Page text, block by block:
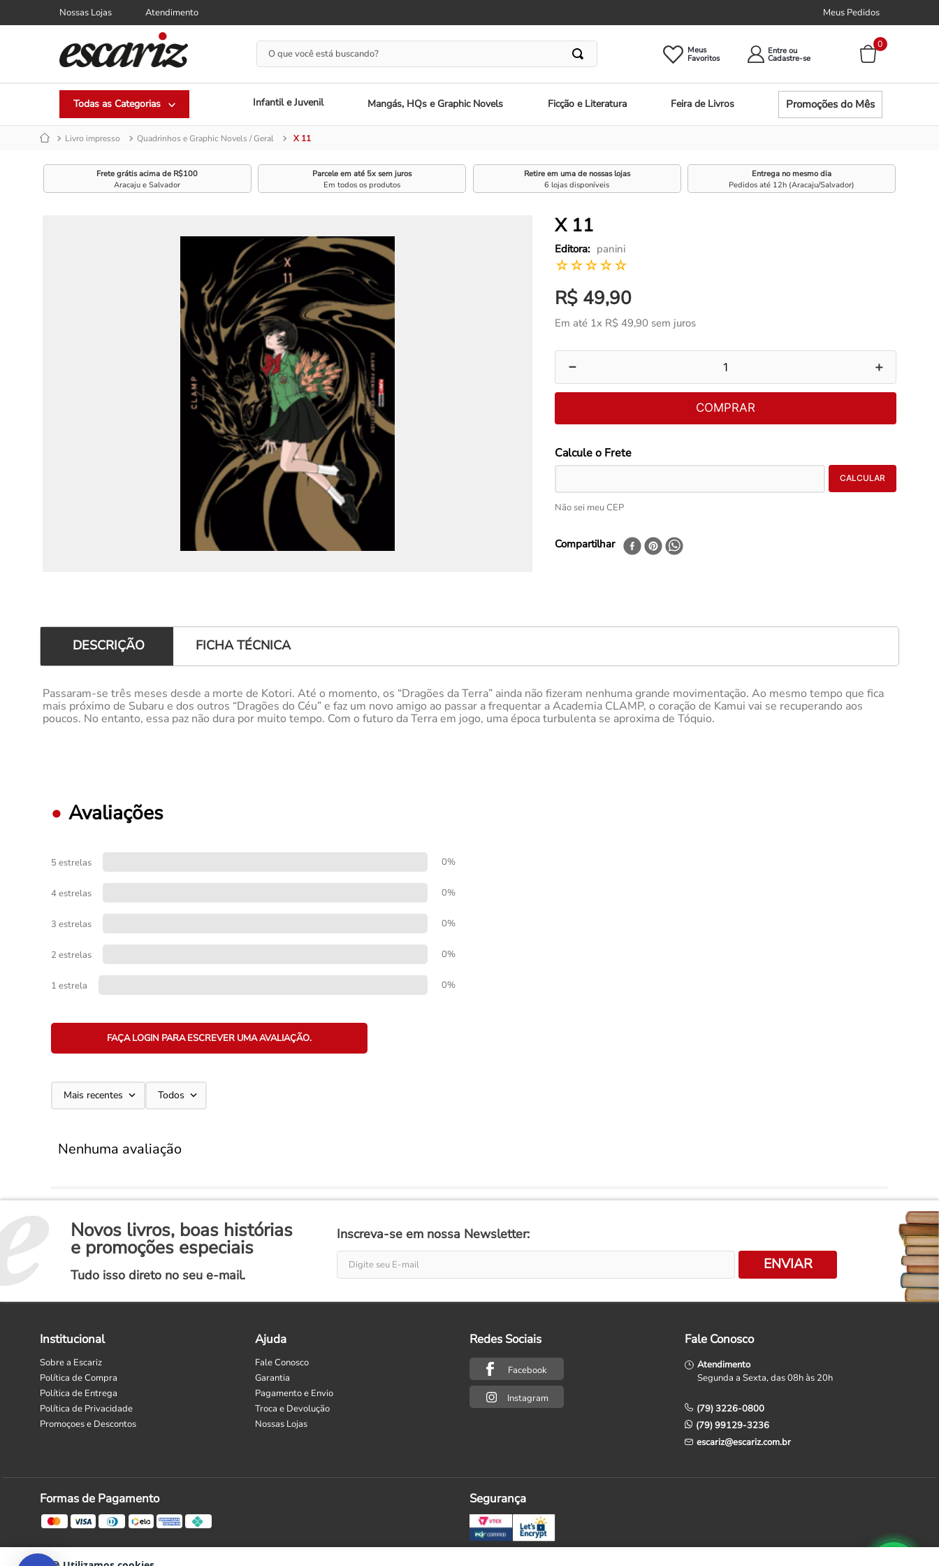
Nossas Lojas Atendimento Meus Pedidos
O que você está buscando? Meus Entre ou
0
Infantil e Juvenil Mangás, HQs e Graphic Novels Ficção e Literatura Feira de Livros Promoções do Mês
Livro impresso Quadrinhos e Graphic Novels / Geral X 11
Frete grátis acima de R$100
Aracaju e Salvador
Parcele em até 5x sem juros
Em todos os produtos
Retire em uma de nossas lojas
6 lojas disponíveis
Entrega no mesmo dia
Pedidos até 12h (Aracaju/Salvador)
X 11
panini
☆☆☆☆☆
R$ 49,90
Em até 1x R$ 49,90 sem juros
＋
－
COMPRAR
Não sei meu CEP
Compartilhar
DESCRIÇÃO FICHA TÉCNICA
Passaram-se três meses desde a morte de Kotori. Até o momento, os “Dragões da Terra” ainda não fizeram nenhuma grande movimentação. Ao mesmo tempo que fica
mais próximo de Subaru e dos outros “Dragões do Céu” e faz um novo amigo ao passar a frequentar a Academia CLAMP, o coração de Kamui vai se recuperando aos
poucos. No entanto, essa paz não dura por muito tempo. Com o futuro da Terra em jogo, uma época turbulenta se aproxima de Tóquio.
Avaliações
5 estrelas 0%
4 estrelas 0%
3 estrelas 0%
2 estrelas 0%
1 estrela 0%
FAÇA LOGIN PARA ESCREVER UMA AVALIAÇÃO.
Mais recentes Todos
Nenhuma avaliação
Novos livros, boas histórias
e promoções especiais
Tudo isso direto no seu e-mail.
Inscreva-se em nossa Newsletter:
ENVIAR
Institucional
Sobre a Escariz
Política de Compra
Política de Entrega
Política de Privacidade
Promoçoes e Descontos
Ajuda
Fale Conosco
Garantia
Pagamento e Envio
Troca e Devolução
Nossas Lojas
Redes Sociais
Facebook
Instagram
Fale Conosco
Atendimento
Segunda a Sexta, das 08h às 20h
(79) 3226-0800
(79) 99129-3236
escariz@escariz.com.br
Formas de Pagamento Segurança
de
com
Não Satisfeito
Seguinte